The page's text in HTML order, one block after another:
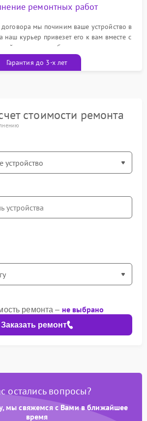
ремонтных работ
мы починим ваше устройство в
наш курьер привезет его к вам вместе с
талоном бесплатно
Гарантия до 3-х лет
стоимости ремонта
Заказать ремонт
ремонта – не выбрано
остались вопросы?
мы свяжемся с Вами в ближайшее
время